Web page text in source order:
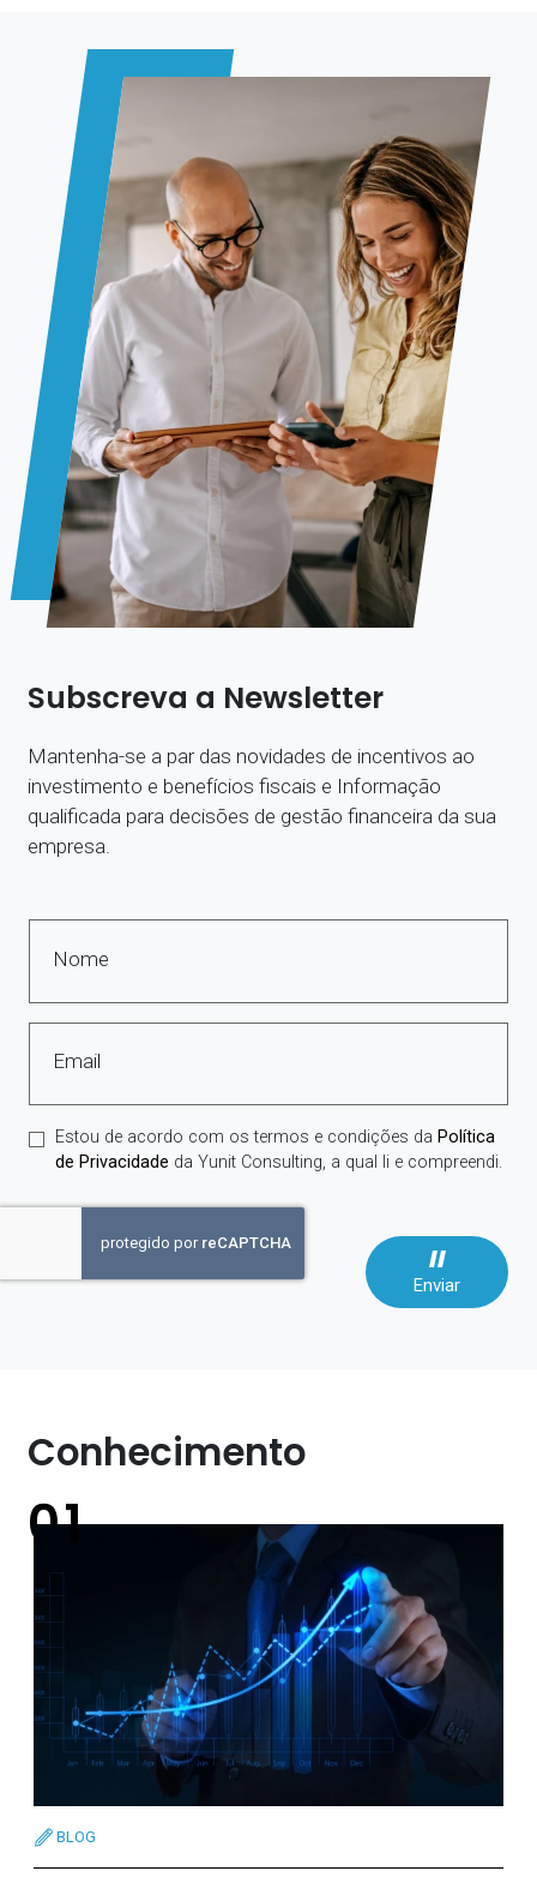
Subscreva a Newsletter
Mantenha-se a par das novidades de incentivos ao
investimento e benefícios fiscais e Informação
qualificada para decisões de gestão financeira da sua
empresa.
Nome
Email
Estou de acordo com os termos e condições da Política
de Privacidade da Yunit Consulting, a qual li e compreendi.
Enviar
Conhecimento
BLOG